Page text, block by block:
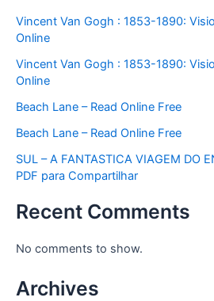
Vincent Van Gogh : 1853-1890:
Online
Vincent Van Gogh : 1853-1890:
Online
Beach Lane – Read Online Free
Beach Lane – Read Online Free
SUL – A FANTASTICA VIAGEM DO
PDF para Compartilhar
Recent Comments
No comments to show.
Archives